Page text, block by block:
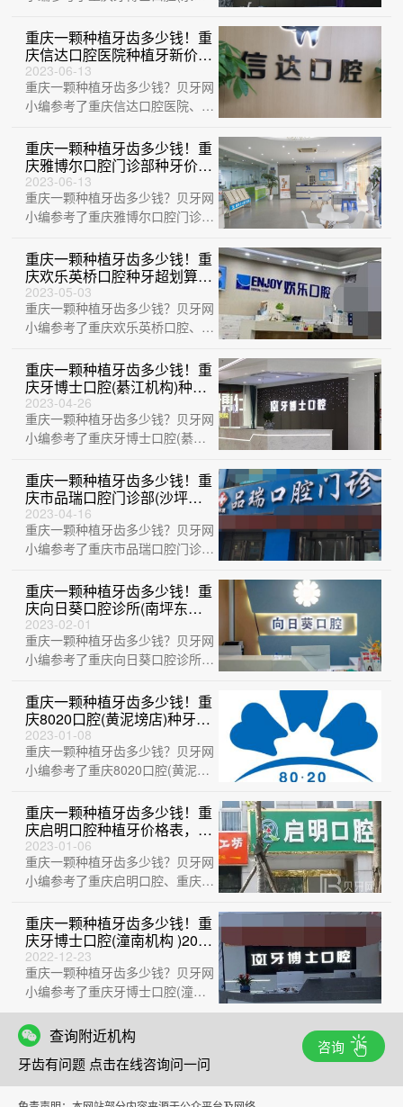
口腔科、重···
重庆一颗种植牙齿多少钱！重
庆信达口腔医院种植牙新价格
已确定，德国普鲁士
Prussian：6061元起/颗！
2023-06-13
重庆一颗种植牙齿多少钱？贝牙网
小编参考了重庆信达口腔医院、重
口腔(大石···
重庆一颗种植牙齿多少钱！重
庆雅博尔口腔门诊部种牙价格
表（今日更新/实时），瑞士
iti：6305元起/颗！
2023-06-13
重庆一颗种植牙齿多少钱？贝牙网
小编参考了重庆雅博尔口腔门诊
场)、重庆启···
重庆一颗种植牙齿多少钱！重
庆欢乐英桥口腔种牙超划算，
瑞典诺贝尔PMC种植牙：
7852元起/颗！
2023-05-03
重庆一颗种植牙齿多少钱？贝牙网
小编参考了重庆欢乐英桥口腔、重
庆青苗儿···
重庆一颗种植牙齿多少钱！重
庆牙博士口腔(綦江机构)种植
牙价格表有了，国产康德泰种
植牙价格：3955元起/颗！
2023-04-26
重庆一颗种植牙齿多少钱？贝牙网
小编参考了重庆牙博士口腔(綦江
齐美口腔医···
重庆一颗种植牙齿多少钱！重
庆市品瑞口腔门诊部(沙坪坝
区)种植牙价格一览表，国产
大清西格种植牙：3745元起/
颗！
2023-04-16
重庆一颗种植牙齿多少钱？贝牙网
小编参考了重庆市品瑞口腔门诊部
医院、重···
重庆一颗种植牙齿多少钱！重
庆向日葵口腔诊所(南坪东路)
种植牙新价格已确定，国产大
清西格种植牙：3178元起/
颗！
2023-02-01
重庆一颗种植牙齿多少钱？贝牙网
小编参考了重庆向日葵口腔诊所
重庆德贝口···
重庆一颗种植牙齿多少钱！重
庆8020口腔(黄泥塝店)种牙超
划算，瑞典诺贝尔CC种植
牙：8615元起/颗！
2023-01-08
重庆一颗种植牙齿多少钱？贝牙网
小编参考了重庆8020口腔(黄泥塝
善口腔···
重庆一颗种植牙齿多少钱！重
庆启明口腔种植牙价格表，瑞
典Astra种植牙：9052元起/
颗！
2023-01-06
重庆一颗种植牙齿多少钱？贝牙网
小编参考了重庆启明口腔、重庆牙
嘉牙博士···
重庆一颗种植牙齿多少钱！重
庆牙博士口腔(潼南机构 )2023
全新种牙价目表，德国
Camlog卡姆洛种植体：5230
元起/颗！
2022-12-23
重庆一颗种植牙齿多少钱？贝牙网
小编参考了重庆牙博士口腔(潼南
机构 )、重庆美莱口腔、重庆华美
华美口腔···
查询附近机构
牙齿有问题 点击在线咨询问一问
咨询